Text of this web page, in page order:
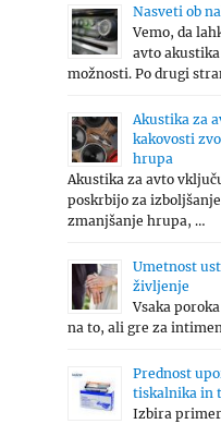
Nasveti ob
Vemo, da
avto
možnosti. Po drugi
Akustika za
kakovosti
hrupa
Akustika za avto
poskrbijo za
zmanjšanje hrupa, …
Umetnost
življenje
Vsaka
na to, ali gre za
Prednost
tiskalnika in
Izbira